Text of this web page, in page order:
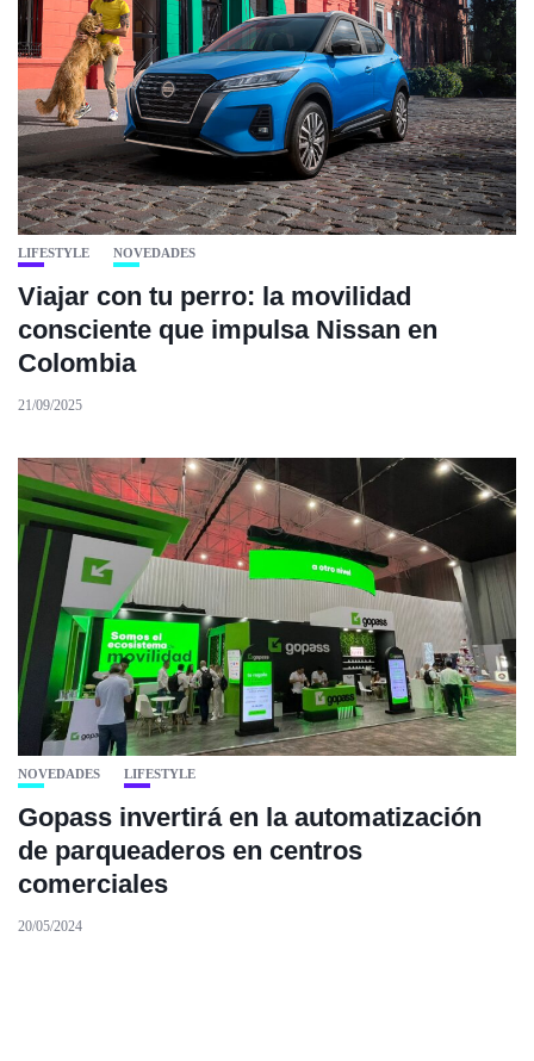
LIFESTYLE NOVEDADES
Viajar con tu perro: la movilidad
consciente que impulsa Nissan en
Colombia
21/09/2025
NOVEDADES LIFESTYLE
Gopass invertirá en la automatización
de parqueaderos en centros
comerciales
20/05/2024